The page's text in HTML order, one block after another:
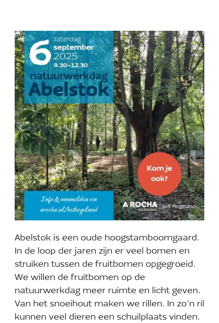
Abelstok is een oude hoogstamboomgaard.
In de loop der jaren zijn er veel bomen en
struiken tussen de fruitbomen opgegroeid.
We willen de fruitbomen op de
natuurwerkdag meer ruimte en licht geven.
Van het snoeihout maken we rillen. In zo’n ril
kunnen veel dieren een schuilplaats vinden.